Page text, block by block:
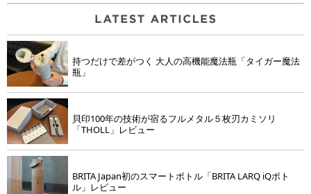
持つだけで差がつく 大人の高機能魔法瓶「タイガー魔法
瓶」
貝印100年の技術が宿るフルメタル５枚刃カミソリ
「THOLL」レビュー
BRITA Japan初のスマートボトル「BRITA LARQ iQボト
ル」レビュー